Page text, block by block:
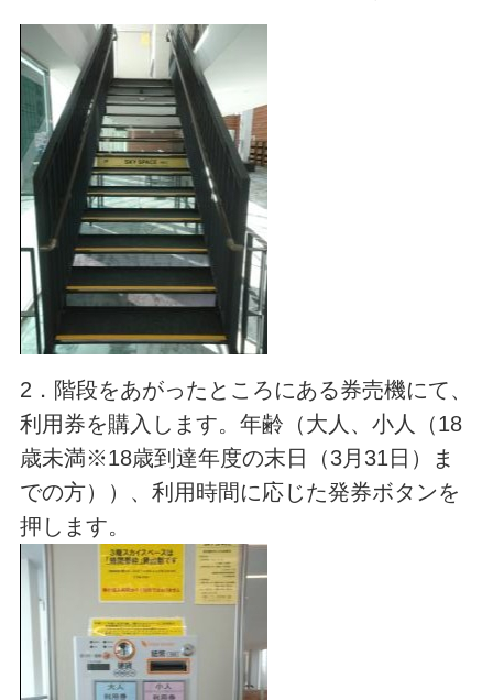
2．階段をあがったところにある券売機にて、
利用券を購入します。年齢（大人、小人（18
歳未満※18歳到達年度の末日（3月31日）ま
での方））、利用時間に応じた発券ボタンを
押します。